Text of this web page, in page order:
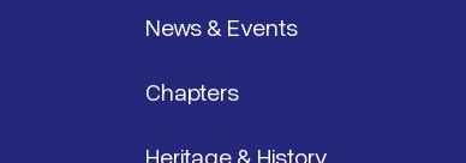
News & Events
Chapters
Heritage & History